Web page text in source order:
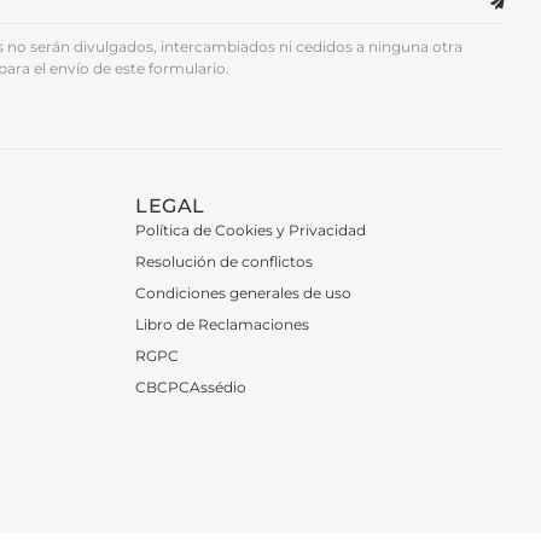
serán divulgados, intercambiados ni cedidos a ninguna otra
el envío de este formulario.
LEGAL
Política de Cookies y Privacidad
Resolución de conflictos
Condiciones generales de uso
Libro de Reclamaciones
RGPC
CBCPCAssédio